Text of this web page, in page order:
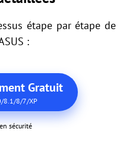
étape par étape de
:
Gratuit
8.1/8/7/XP
sécurité